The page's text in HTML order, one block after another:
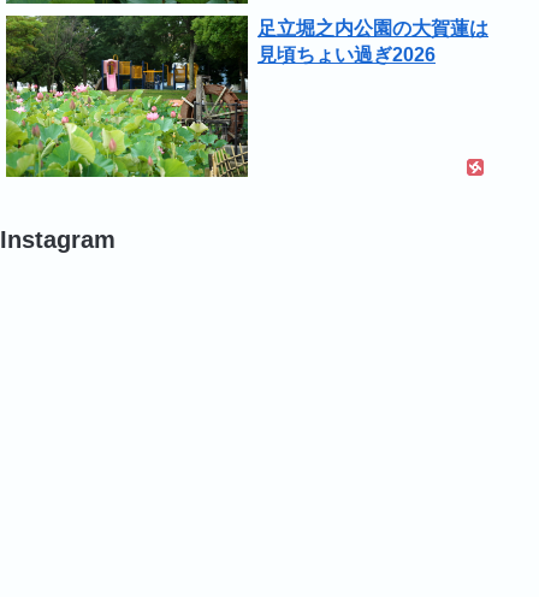
足立堀之内公園の大賀蓮は
見頃ちょい過ぎ2026
Instagram